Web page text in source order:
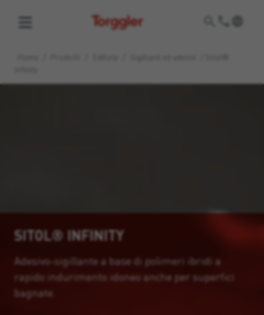
Torggler
SITOL® INFINITY
Adesivo-sigillante a base di polimeri ibridi a
rapido indurimento idoneo anche per superfici
bagnate.